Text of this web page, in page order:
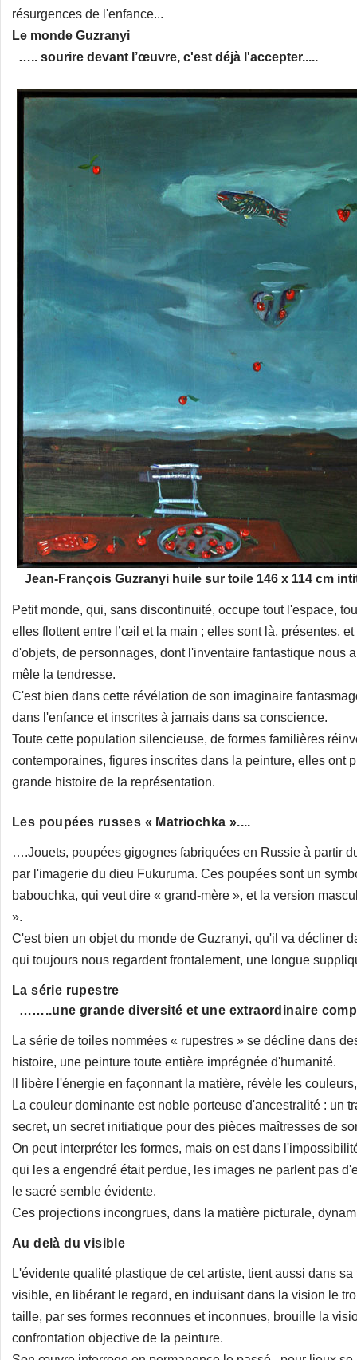
résurgences de l'enfance...
Le monde Guzranyi
….. sourire devant l’œuvre, c'est déjà l'accepter.....
Jean-François Guzranyi huile sur toile 146 x 114 cm
Petit monde, qui, sans discontinuité, occupe tout l'espace,
elles flottent entre l’œil et la main ; elles sont là, présentes,
d'objets, de personnages, dont l'inventaire fantastique nous
mêle la tendresse.
C'est bien dans cette révélation de son imaginaire
dans l'enfance et inscrites à jamais dans sa conscience.
Toute cette population silencieuse, de formes familières
contemporaines, figures inscrites dans la peinture, elles ont
grande histoire de la représentation.
Les poupées russes « Matriochka »....
….Jouets, poupées gigognes fabriquées en Russie à partir
par l'imagerie du dieu Fukuruma. Ces poupées sont un
babouchka, qui veut dire « grand-mère », et la version
».
C'est bien un objet du monde de Guzranyi, qu'il va décliner
qui toujours nous regardent frontalement, une longue
La série rupestre
……..une grande diversité et une extraordinaire
La série de toiles nommées « rupestres » se décline dans
histoire, une peinture toute entière imprégnée d'humanité.
Il libère l'énergie en façonnant la matière, révèle les
La couleur dominante est noble porteuse d'ancestralité : un
secret, un secret initiatique pour des pièces maîtresses de
On peut interpréter les formes, mais on est dans
qui les a engendré était perdue, les images ne parlent pas
le sacré semble évidente.
Ces projections incongrues, dans la matière picturale,
Au delà du visible
L'évidente qualité plastique de cet artiste, tient aussi dans
visible, en libérant le regard, en induisant dans la vision le
taille, par ses formes reconnues et inconnues, brouille la
confrontation objective de la peinture.